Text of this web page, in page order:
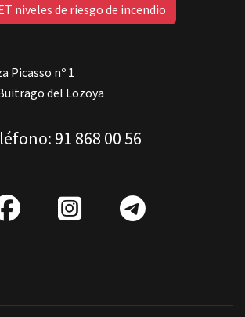
niveles de riesgo de incendio
Picasso nº 1
del Lozoya
91 868 00 56
fab
IG